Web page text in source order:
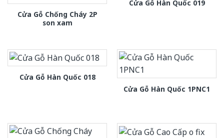
Cửa Gỗ Chống Cháy 2P
son xam
Cửa Gỗ Hàn Quốc 019
Cửa Gỗ Hàn Quốc 018
Cửa Gỗ Hàn Quốc 1PNC1